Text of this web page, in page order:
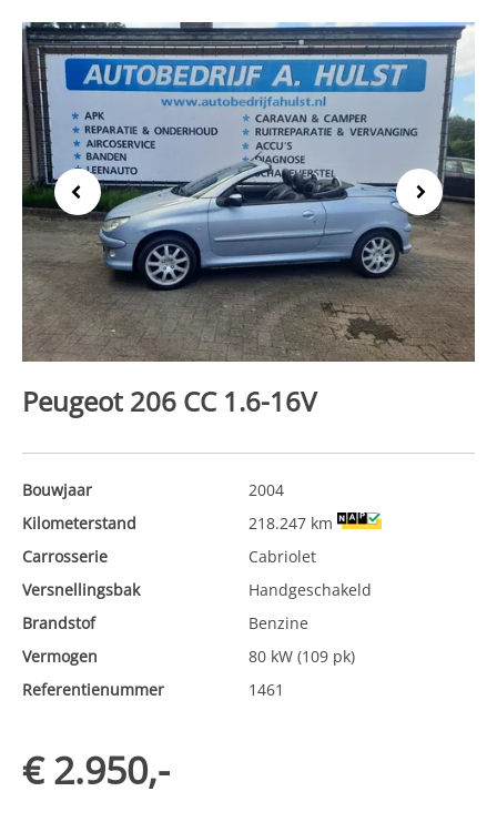
Previous Next
Peugeot 206 CC 1.6-16V
Bouwjaar
2004
Kilometerstand
218.247 km
Carrosserie
Cabriolet
Versnellingsbak
Handgeschakeld
Brandstof
Benzine
Vermogen
80 kW (109 pk)
Referentienummer
1461
€ 2.950,-